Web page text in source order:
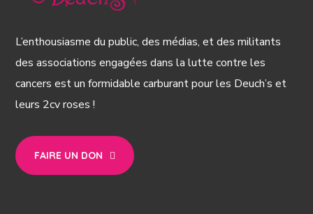
L’enthousiasme du public, des médias, et des militants
des associations engagées dans la lutte contre les
cancers est un formidable carburant pour les Deuch’s et
leurs 2cv roses !
FAIRE UN DON